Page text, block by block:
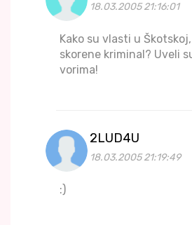
18.03.2005 21:16:01
Kako su vlasti u
skorene kriminal? Uveli
vorima!
2LUD4U
18.03.2005 21:19:49
:)